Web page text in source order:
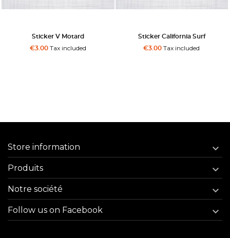
Sticker V Motard
€3.00Tax included
Sticker California Surf
€3.00 Tax included
Store information 
Produits 
Notre société 
Follow us on Facebook 